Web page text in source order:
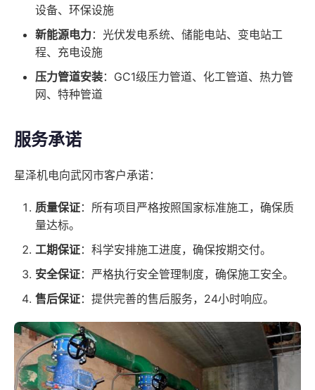
设备、环保设施
新能源电力：光伏发电系统、储能电站、变电站工
程、充电设施
压力管道安装：GC1级压力管道、化工管道、热力管
网、特种管道
服务承诺
星泽机电向武冈市客户承诺：
质量保证：所有项目严格按照国家标准施工，确保质
量达标。
工期保证：科学安排施工进度，确保按期交付。
安全保证：严格执行安全管理制度，确保施工安全。
售后保证：提供完善的售后服务，24小时响应。